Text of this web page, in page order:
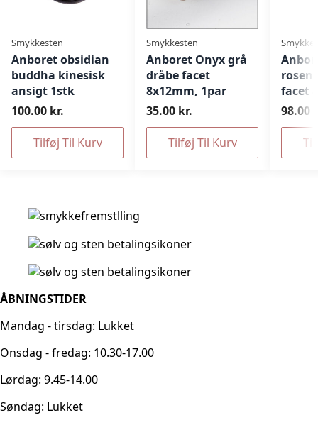
Smykkesten
Anboret obsidian
buddha kinesisk
ansigt 1stk
100.00 kr.
Tilføj Til Kurv
Smykkesten
Anboret Onyx grå
dråbe facet
8x12mm, 1par
35.00 kr.
Tilføj Til Kurv
facet
98.00
ÅBNINGSTIDER
Mandag - tirsdag: Lukket
Onsdag - fredag: 10.30-17.00
Lørdag: 9.45-14.00
Søndag: Lukket